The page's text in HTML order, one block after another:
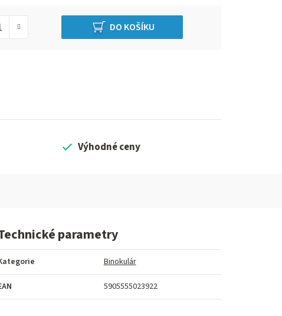
DO KOŠÍKU
Výhodné ceny
parametry
Binokulár
5905555023922